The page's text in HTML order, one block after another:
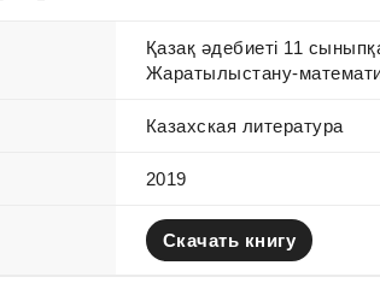
Қазақ әдебиеті 11
Жаратылыстану-
Казахская литература
2019
Скачать книгу